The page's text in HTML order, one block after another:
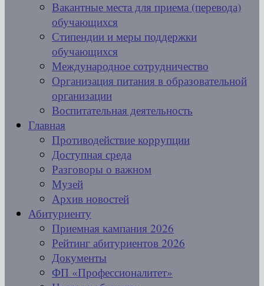
Вакантные места для приема (перевода)
обучающихся
Стипендии и меры поддержки
обучающихся
Международное сотрудничество
Организация питания в образовательной
организации
Воспитательная деятельность
Главная
Противодействие коррупции
Доступная среда
Разговоры о важном
Музей
Архив новостей
Абитуриенту
Приемная кампания 2026
Рейтинг абитуриентов 2026
Документы
ФП «Профессионалитет»